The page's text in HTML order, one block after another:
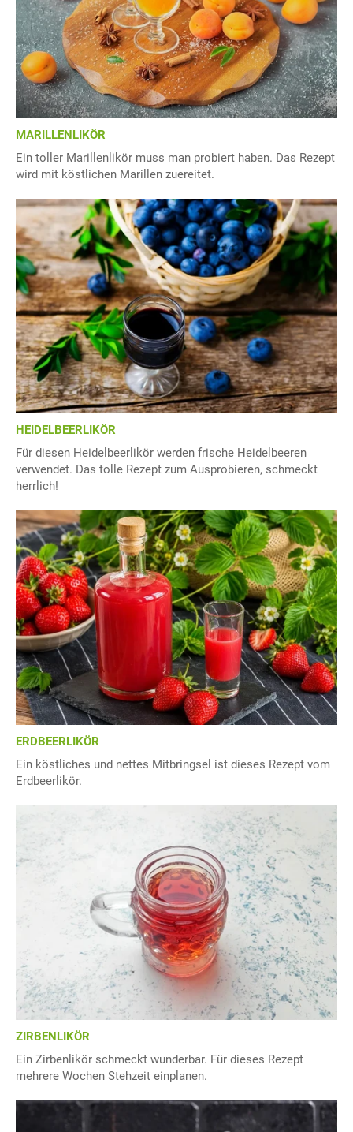
MARILLENLIKÖR
Ein toller Marillenlikör muss man probiert haben. Das Rezept
wird mit köstlichen Marillen zuereitet.
HEIDELBEERLIKÖR
Für diesen Heidelbeerlikör werden frische Heidelbeeren
verwendet. Das tolle Rezept zum Ausprobieren, schmeckt
herrlich!
ERDBEERLIKÖR
Ein köstliches und nettes Mitbringsel ist dieses Rezept vom
Erdbeerlikör.
ZIRBENLIKÖR
Ein Zirbenlikör schmeckt wunderbar. Für dieses Rezept
mehrere Wochen Stehzeit einplanen.